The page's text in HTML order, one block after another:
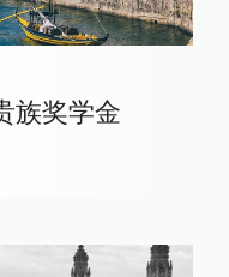
族奖学金